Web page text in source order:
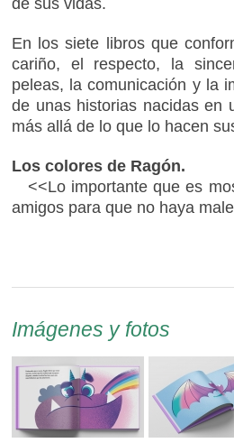
En los siete libros que
cariño, el respecto, la
peleas, la comunicación y la
de unas historias nacidas en
más allá de lo que lo hacen
Los colores de Ragón.
<<Lo importante que es
amigos para que no haya
Imágenes y fotos